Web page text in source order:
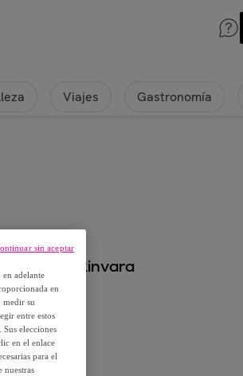
Viajes Gastronomía
colección kinvara
adelante
en
medir su
entre estos
elecciones
en el enlace
para el
nuestras
sin aceptar